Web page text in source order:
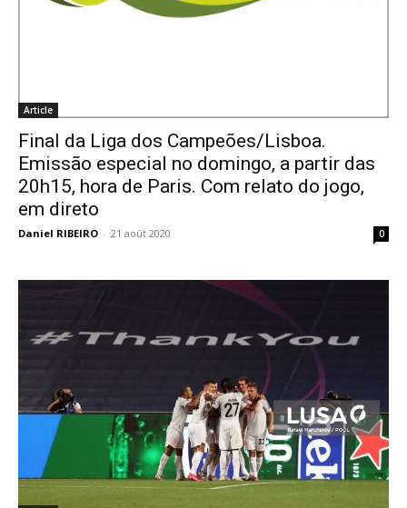
Article
Final da Liga dos Campeões/Lisboa.
Emissão especial no domingo, a partir das
20h15, hora de Paris. Com relato do jogo,
em direto
Daniel RIBEIRO - 21 août 2020 0